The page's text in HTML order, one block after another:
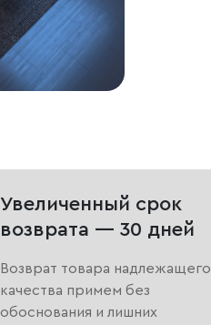
Увеличенный срок
возврата — 30 дней
Возврат товара надлежащего
качества примем без
обоснования и лишних